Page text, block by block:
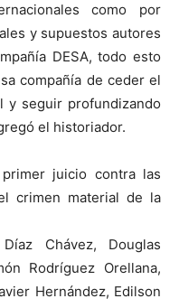
como por
y supuestos autores
DESA, todo esto
compañía de ceder el
y seguir profundizando
el historiador.
juicio contra las
crimen material de la
Chávez, Douglas
Rodríguez Orellana,
Hernández, Edilson